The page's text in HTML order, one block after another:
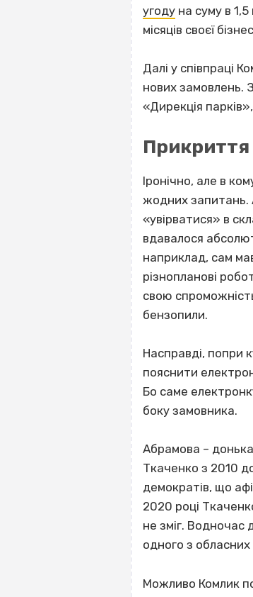
угодуна суму в 1,5
місяців своєї
Далі у співпраці
нових замовлень.
«Дирекція
Прикриття
Іронічно, але в
жодних запитань.
«увірватися» в
вдавалося
наприклад, сам
різнопланові
свою
бензопили.
Насправді, попри
пояснити
Бо саме
боку замовника.
Абрамова –
Ткаченко з 2010
демократів, що
2020 році
не зміг.
одного з
Можливо Комлик